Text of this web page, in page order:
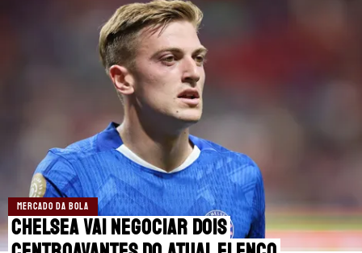
APOSTAS
MERCADO DA BOLA
Chelsea vai negociar dois